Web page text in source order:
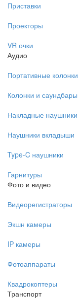
Приставки
Проекторы
VR очки
Аудио
Портативные колонки
Колонки и саундбары
Накладные наушники
Наушники вкладыши
Type-C наушники
Гарнитуры
Фото и видео
Видеорегистраторы
Экшн камеры
IP камеры
Фотоаппараты
Квадрокоптеры
Транспорт